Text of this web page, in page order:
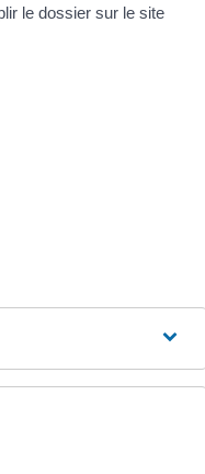
le dossier sur le site